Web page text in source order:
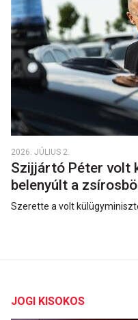
2026. JÚLIUS 2.
Szijjártó Péter volt
belenyúlt a
Szerette a volt
JOGI KISOKOS